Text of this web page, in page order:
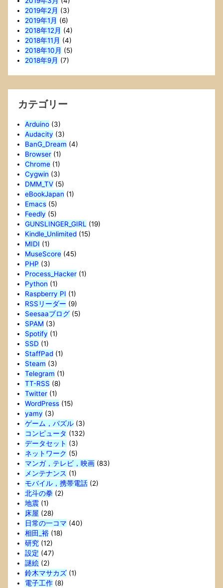
2019年2月 (3)
2019年1月 (6)
2018年12月 (4)
2018年11月 (4)
2018年10月 (5)
2018年9月 (7)
カテゴリー
Arduino(3)
Audacity (3)
BanG_Dream (4)
Browser(1)
Chrome(1)
Cygwin (3)
DMM_TV(5)
eBookJapan (1)
Emacs(5)
Feedly (5)
GUNSLINGER_GIRL (19)
Kindle_Unlimited(15)
MIDI (1)
MuseScore(45)
PHP (3)
Process_Hacker(1)
Python (1)
Raspberry PI (1)
RSSリーダー (9)
Seesaaブログ(5)
SPAM (3)
Spotify (1)
SSD (1)
StaffPad(1)
Steam (3)
Telegram (1)
TT-RSS (8)
Twitter(1)
WordPress(15)
yamy (3)
ゲーム，パズル(3)
コンピュータ (132)
データセット (3)
ネットワーク (5)
マンガ，テレビ，映画(83)
メンテナンス (1)
モバイル，携帯電話(2)
北斗の拳 (2)
地震(1)
床屋 (28)
日常の一コマ (40)
相田_裕(18)
研究(12)
設定 (47)
謎絵(2)
鈴木マサカズ(1)
電子工作(8)